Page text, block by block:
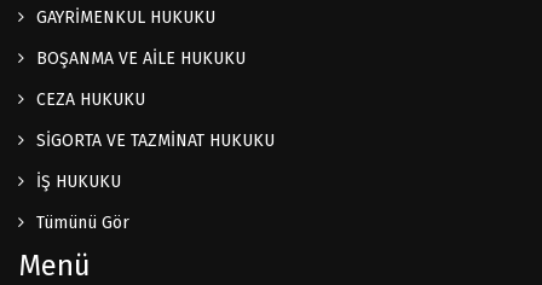
GAYRİMENKUL HUKUKU
BOŞANMA VE AİLE HUKUKU
CEZA HUKUKU
SİGORTA VE TAZMİNAT HUKUKU
İŞ HUKUKU
Tümünü Gör
Menü